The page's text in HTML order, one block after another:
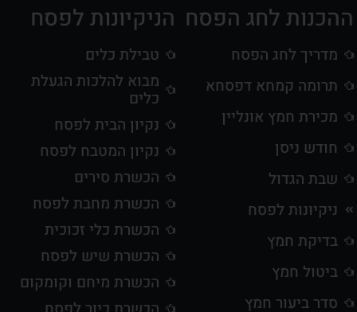
ההכנות לחג הפסח
מדריך לחג הפסח
תרומה קמחא דפסחא
מכירת חמץ אונליין
חודש ניסן
שבת הגדול
ניקיונות לפסח
בדיקת חמץ
ביטול חמץ
סדר ביעור חמץ
הניקיונות לפסח
טבילת כלים
מבוא להלכות הגעלת
כלים
נקיון הבית לפסח
נקיון המטבח לפסח
הכשרת סירים
הכשרת מחבת לפסח
הכשרת כלי זכוכית
הכשרת שיש לפסח
הכשרת מיחם וקומקום